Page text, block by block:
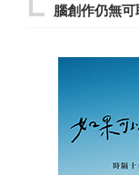
腦創作仍無可